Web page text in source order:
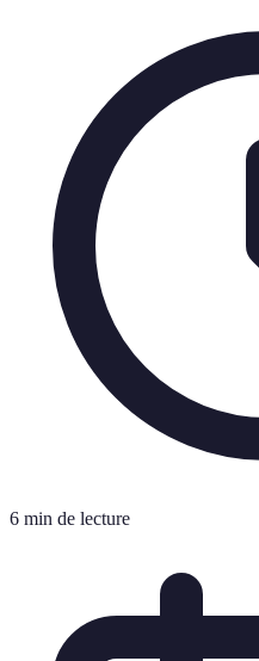
6 min de lecture